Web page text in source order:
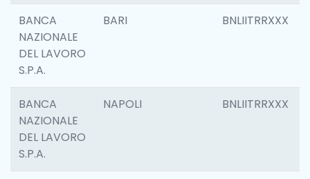
BANCA
NAZIONALE
DEL LAVORO
S.P.A.
BARI BNLIITRRXXX
BANCA
NAZIONALE
DEL LAVORO
S.P.A.
NAPOLI BNLIITRRXXX